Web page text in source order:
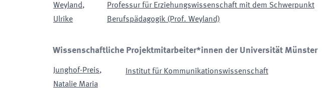
Weyland,
Ulrike
Professur für Erziehungswissenschaft mit dem Schwerpunkt
Berufspädagogik (Prof. Weyland)
Wissenschaftliche Projektmitarbeiter*innen der Universität Münster
Junghof-Preis,
Natalie Maria
Institut für Kommunikationswissenschaft